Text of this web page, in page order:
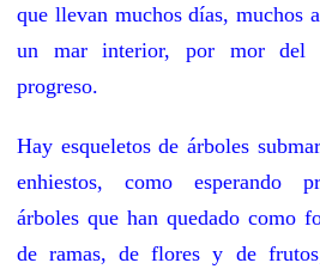
que llevan muchos días, muchos
un mar interior, por mor del
progreso.
Hay esqueletos de árboles
enhiestos, como esperando
árboles que han quedado como
de ramas, de flores y de